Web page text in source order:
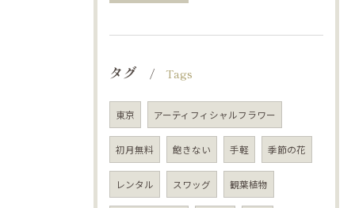
タグ Tags
東京 アーティフィシャルフラワー
初月無料 飽きない 手軽 季節の花
レンタル スワッグ 観葉植物